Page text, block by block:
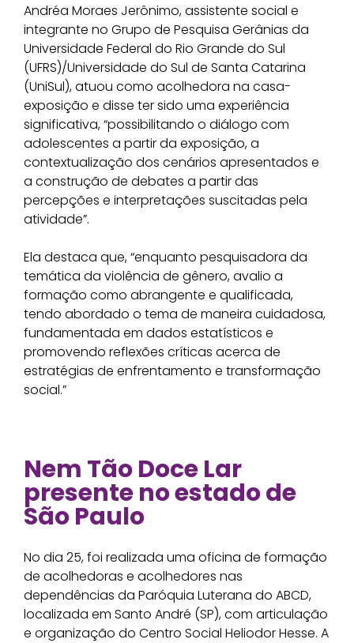
Andréa Moraes Jerônimo, assistente social e
integrante no Grupo de Pesquisa Gerânias da
Universidade Federal do Rio Grande do Sul
(UFRS)/Universidade do Sul de Santa Catarina
(UniSul), atuou como acolhedora na casa-
exposição e disse ter sido uma experiência
significativa, “possibilitando o diálogo com
adolescentes a partir da exposição, a
contextualização dos cenários apresentados e
a construção de debates a partir das
percepções e interpretações suscitadas pela
atividade”.
Ela destaca que, “enquanto pesquisadora da
temática da violência de gênero, avalio a
formação como abrangente e qualificada,
tendo abordado o tema de maneira cuidadosa,
fundamentada em dados estatísticos e
promovendo reflexões críticas acerca de
estratégias de enfrentamento e transformação
social.”
Nem Tão Doce Lar
presente no estado de
São Paulo
No dia 25, foi realizada uma oficina de formação
de acolhedoras e acolhedores nas
dependências da Paróquia Luterana do ABCD,
localizada em Santo André (SP), com articulação
e organização do Centro Social Heliodor Hesse. A